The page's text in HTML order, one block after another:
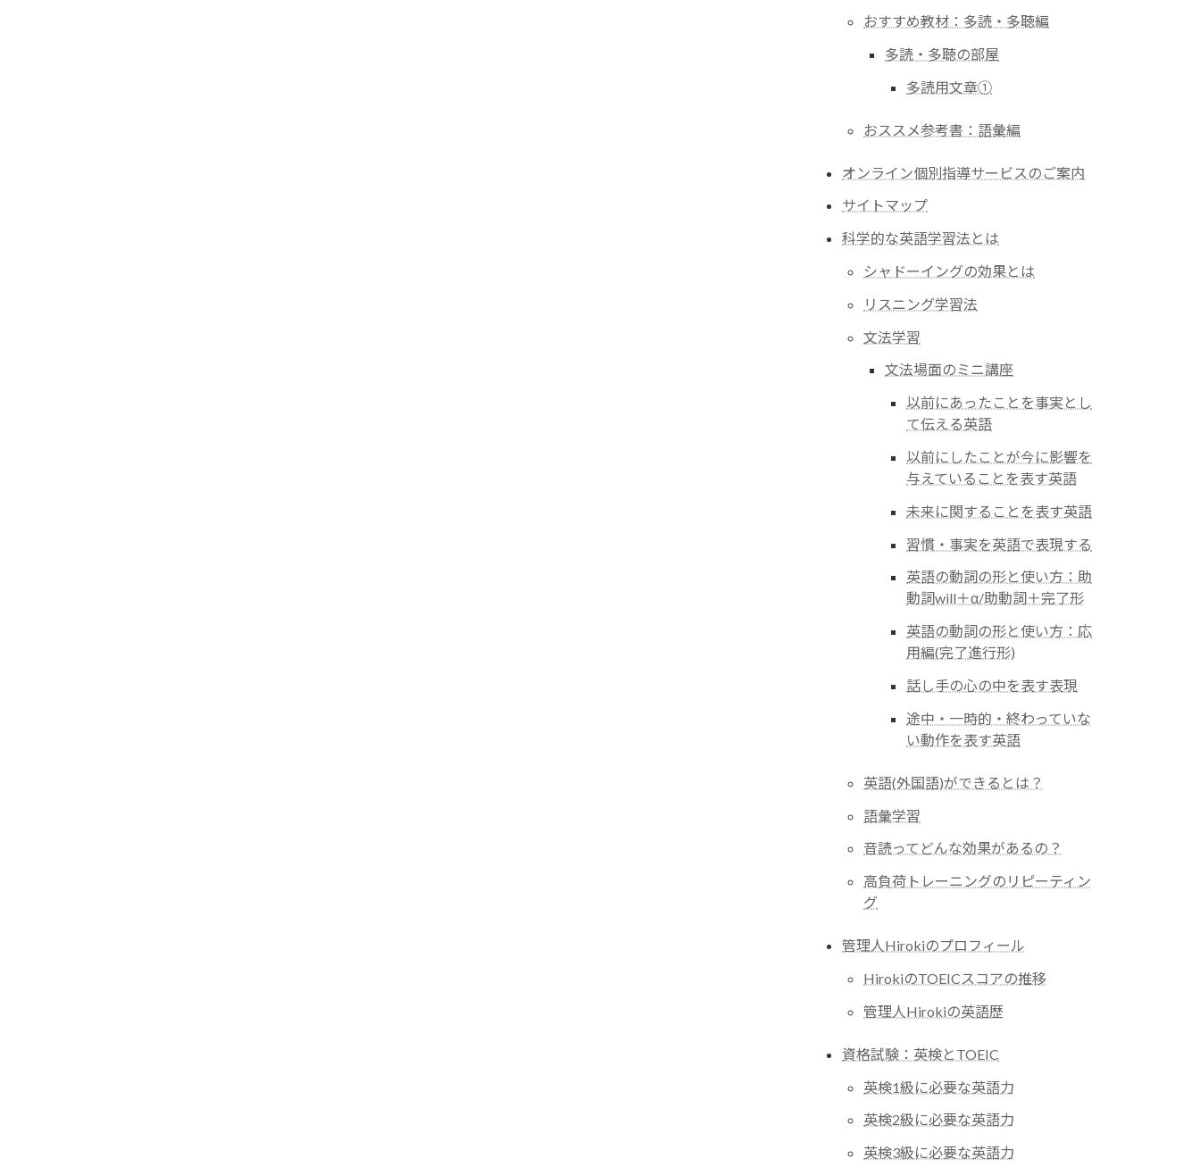
おすすめ教材：多読・多聴編
多読・多聴の部屋
多読用文章①
おススメ参考書：語彙編
オンライン個別指導サービスのご案内
サイトマップ
科学的な英語学習法とは
シャドーイングの効果とは
リスニング学習法
文法学習
文法場面のミニ講座
以前にあったことを事実とし
て伝える英語
以前にしたことが今に影響を
与えていることを表す英語
未来に関することを表す英語
習慣・事実を英語で表現する
英語の動詞の形と使い方：助
動詞will＋α/助動詞＋完了形
英語の動詞の形と使い方：応
用編(完了進行形)
話し手の心の中を表す表現
途中・一時的・終わっていな
い動作を表す英語
英語(外国語)ができるとは？
語彙学習
音読ってどんな効果があるの？
高負荷トレーニングのリピーティン
グ
管理人Hirokiのプロフィール
HirokiのTOEICスコアの推移
管理人Hirokiの英語歴
資格試験：英検とTOEIC
英検1級に必要な英語力
英検2級に必要な英語力
英検3級に必要な英語力